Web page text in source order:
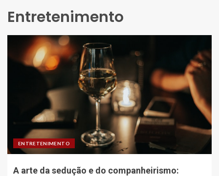
Entretenimento
ENTRETENIMENTO
A arte da sedução e do companheirismo: